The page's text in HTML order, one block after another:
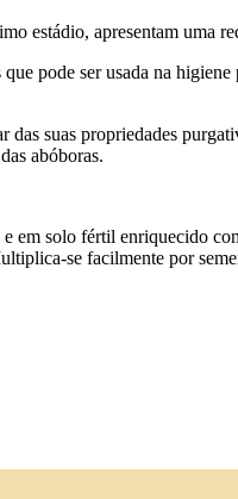
estádio, apresentam uma
pode ser usada na higiene
suas propriedades
abóboras.
em solo fértil enriquecido
se facilmente por